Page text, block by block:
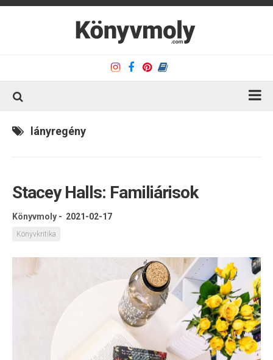
Kapcsolat
Olvasó sarok
Könyveim
Rólam
lányregény
Stacey Halls: Familiárisok
Könyvmoly - 2021-02-17
Könyvkritika